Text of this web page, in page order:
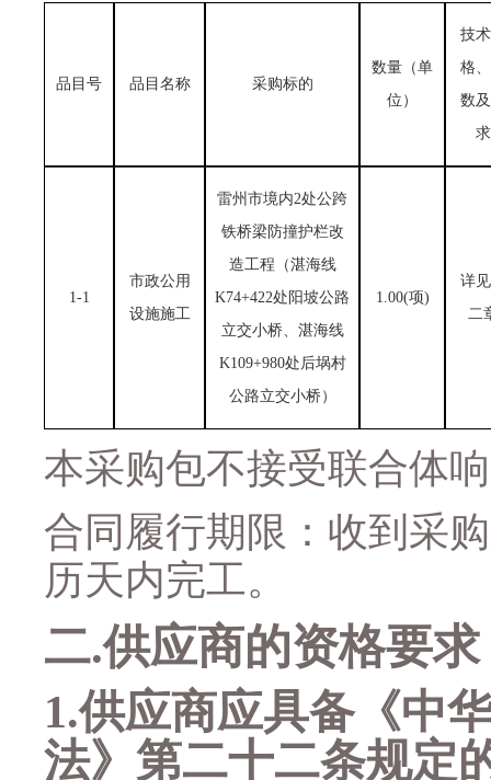
品目号 品目名称 采购标的
数量（单
位）
技
格
数
求
1-1
市政公用
设施施工
雷州市境内2处公跨
铁桥梁防撞护栏改
造工程（湛海线
K74+422处阳坡公路
立交小桥、湛海线
K109+980处后埚村
公路立交小桥）
1.00(项)
详
二
本采购包不接受联合体
合同履行期限： 收到采
历天内完工。
二.供应商的资格要求
1.供应商应具备《中
法》第二十二条规定